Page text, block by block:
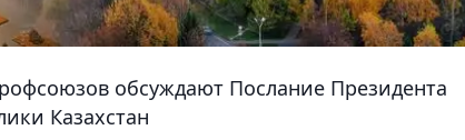
обсуждают Послание Президента
Казахстан